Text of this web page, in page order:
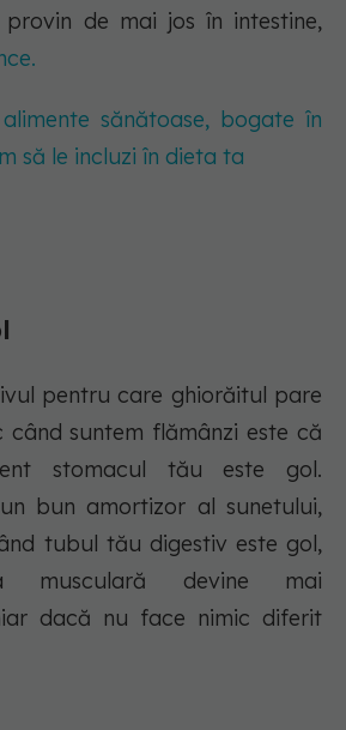
de mai jos în intestine,
sănătoase, bogate în
să le incluzi în dieta ta
pentru care ghiorăitul pare
suntem flămânzi este că
stomacul tău este gol.
bun amortizor al sunetului,
tubul tău digestiv este gol,
musculară devine mai
dacă nu face nimic diferit